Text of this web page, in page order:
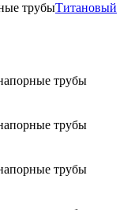
Титановый